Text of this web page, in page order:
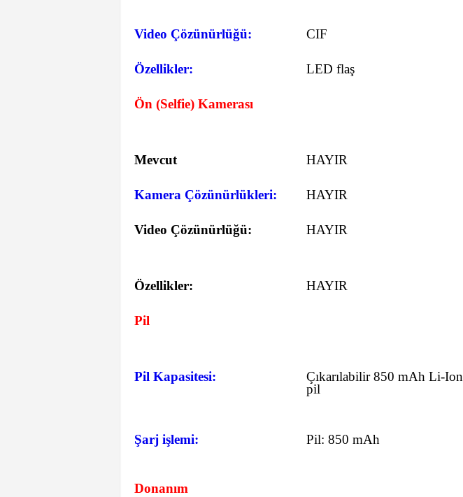
Video Çözünürlüğü: CIF
Özellikler: LED flaş
Ön (Selfie) Kamerası
Mevcut HAYIR
Kamera Çözünürlükleri: HAYIR
Video Çözünürlüğü: HAYIR
Özellikler: HAYIR
Pil
Pil Kapasitesi:
Çıkarılabilir 850 mAh Li-Ion
pil
Şarj işlemi: Pil: 850 mAh
Donanım